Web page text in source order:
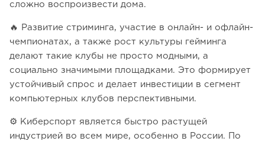
сложно воспроизвести дома.
🔥 Развитие стриминга, участие в онлайн- и офлайн-
чемпионатах, а также рост культуры гейминга
делают такие клубы не просто модными, а
социально значимыми площадками. Это формирует
устойчивый спрос и делает инвестиции в сегмент
компьютерных клубов перспективными.
⚙️ Киберспорт является быстро растущей
индустрией во всем мире, особенно в России. По